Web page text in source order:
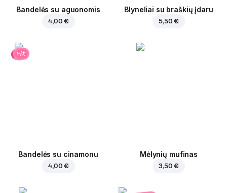
Bandelės su aguonomis
4,00 €
Blyneliai su braškių įdaru
5,50 €
hit
Bandelės su cinamonu
4,00 €
Mėlynių mufinas
3,50 €